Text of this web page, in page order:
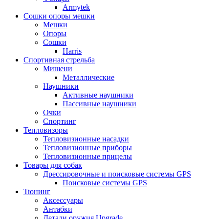
Armytek
Сошки опоры мешки
Мешки
Опоры
Сошки
Harris
Спортивная стрельба
Мишени
Металлические
Наушники
Активные наушники
Пассивные наушники
Очки
Спортинг
Тепловизоры
Тепловизионные насадки
Тепловизионные приборы
Тепловизионные прицелы
Товары для собак
Дрессировочные и поисковые системы GPS
Поисковые системы GPS
Тюнинг
Аксессуары
Антабки